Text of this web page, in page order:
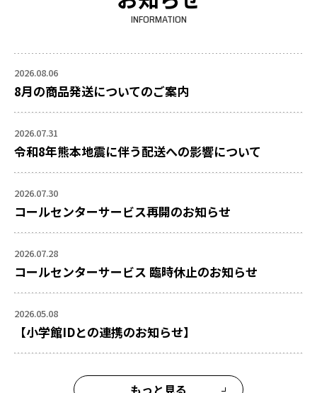
INFORMATION
2026.08.06
8月の商品発送についてのご案内
2026.07.31
令和8年熊本地震に伴う配送への影響について
2026.07.30
コールセンターサービス再開のお知らせ
2026.07.28
コールセンターサービス 臨時休止のお知らせ
2026.05.08
【小学館IDとの連携のお知らせ】
もっと見る